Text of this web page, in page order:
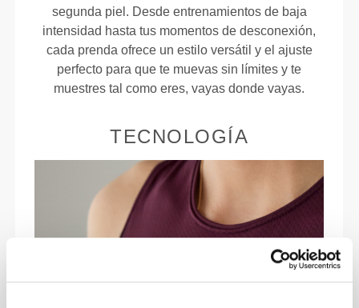
segunda piel. Desde entrenamientos de baja
intensidad hasta tus momentos de desconexión,
cada prenda ofrece un estilo versátil y el ajuste
perfecto para que te muevas sin límites y te
muestres tal como eres, vayas donde vayas.
TECNOLOGÍA